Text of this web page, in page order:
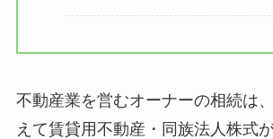
不動産業を営むオーナーの相続は
えて賃貸用不動産・同族法人株式